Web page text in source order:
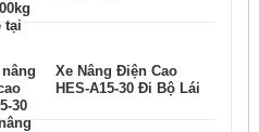
Xe Nâng Điện Cao
HES-A15-30 Đi Bộ Lái